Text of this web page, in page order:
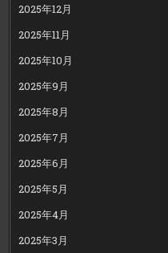
2025年12月
2025年11月
2025年10月
2025年9月
2025年8月
2025年7月
2025年6月
2025年5月
2025年4月
2025年3月